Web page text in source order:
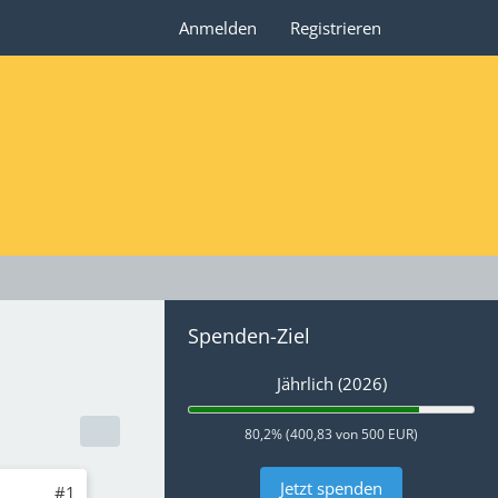
Anmelden Registrieren
#1
Spenden-Ziel
Jährlich (2026)
80,2% (400,83 von 500 EUR)
Jetzt spenden